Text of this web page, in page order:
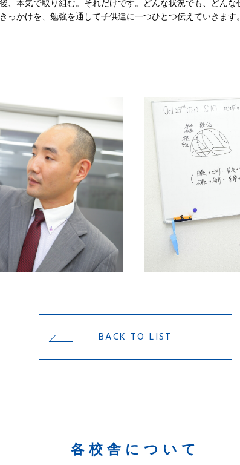
、本気で取り組む。それだけです。どんな状況でも、どん
っかけを、勉強を通して子供達に一つひとつ伝えていきま
BACK TO LIST
各校舎について